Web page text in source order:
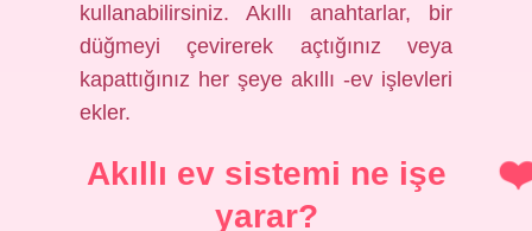
kullanabilirsiniz. Akıllı anahtarlar, bir
düğmeyi çevirerek açtığınız veya
kapattığınız her şeye akıllı -ev işlevleri
ekler.
Akıllı ev sistemi ne işe
yarar?